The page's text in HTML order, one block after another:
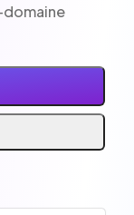
domaine